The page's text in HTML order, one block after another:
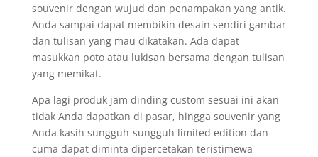
souvenir dengan wujud dan penampakan yang antik.
Anda sampai dapat membikin desain sendiri gambar
dan tulisan yang mau dikatakan. Ada dapat
masukkan poto atau lukisan bersama dengan tulisan
yang memikat.
Apa lagi produk jam dinding custom sesuai ini akan
tidak Anda dapatkan di pasar, hingga souvenir yang
Anda kasih sungguh-sungguh limited edition dan
cuma dapat diminta dipercetakan teristimewa